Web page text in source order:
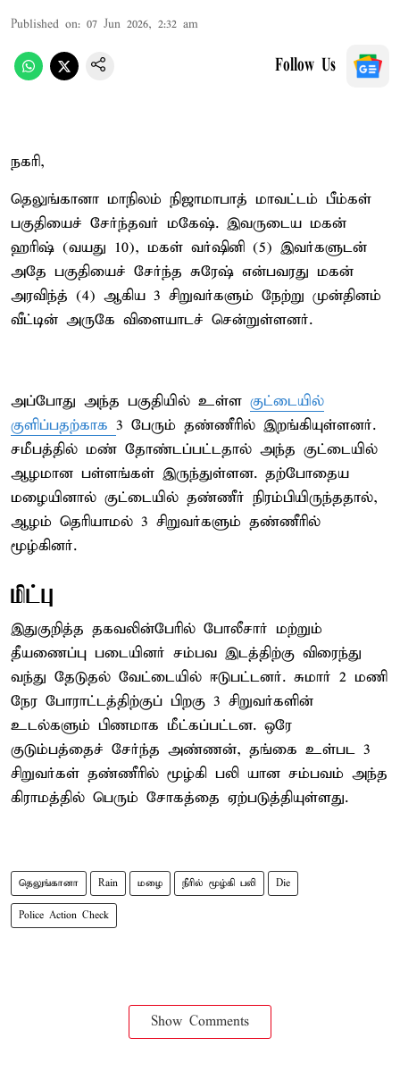
Published on: 07 Jun 2026, 2:32 am
Follow Us
நகரி,
தெலுங்கானா மாநிலம் நிஜாமாபாத் மாவட்டம் பீம்கள்
பகுதியைச் சேர்ந்தவர் மகேஷ். இவருடைய மகன்
ஹரிஷ் (வயது 10), மகள் வர்ஷினி (5) இவர்களுடன்
அதே பகுதியைச் சேர்ந்த சுரேஷ் என்பவரது மகன்
அரவிந்த் (4) ஆகிய 3 சிறுவர்களும் நேற்று முன்தினம்
வீட்டின் அருகே விளையாடச் சென்றுள்ளனர்.
அப்போது அந்த பகுதியில் உள்ள குட்டையில்
குளிப்பதற்காக 3 பேரும் தண்ணீரில் இறங்கியுள்ளனர்.
சமீபத்தில் மண் தோண்டப்பட்டதால் அந்த குட்டையில்
ஆழமான பள்ளங்கள் இருந்துள்ளன. தற்போதைய
மழையினால் குட்டையில் தண்ணீர் நிரம்பியிருந்ததால்,
ஆழம் தெரியாமல் 3 சிறுவர்களும் தண்ணீரில்
மூழ்கினர்.
மிட்பு
இதுகுறித்த தகவலின்பேரில் போலீசார் மற்றும்
தீயணைப்பு படையினர் சம்பவ இடத்திற்கு விரைந்து
வந்து தேடுதல் வேட்டையில் ஈடுபட்டனர். சுமார் 2 மணி
நேர போராட்டத்திற்குப் பிறகு 3 சிறுவர்களின்
உடல்களும் பிணமாக மீட்கப்பட்டன. ஒரே
குடும்பத்தைச் சேர்ந்த அண்ணன், தங்கை உள்பட 3
சிறுவர்கள் தண்ணீரில் மூழ்கி பலி யான சம்பவம் அந்த
கிராமத்தில் பெரும் சோகத்தை ஏற்படுத்தியுள்ளது.
தெலுங்கானா Rain மழை நீரில் மூழ்கி பலி Die
Police Action Check
Show Comments